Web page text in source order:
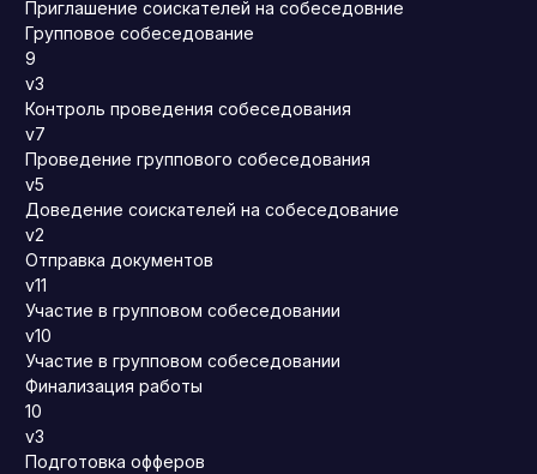
Приглашение соискателей на собеседовние
Групповое собеседование
9
v3
Контроль проведения собеседования
v7
Проведение группового собеседования
v5
Доведение соискателей на собеседование
v2
Отправка документов
v11
Участие в групповом собеседовании
v10
Участие в групповом собеседовании
Финализация работы
10
v3
Подготовка офферов